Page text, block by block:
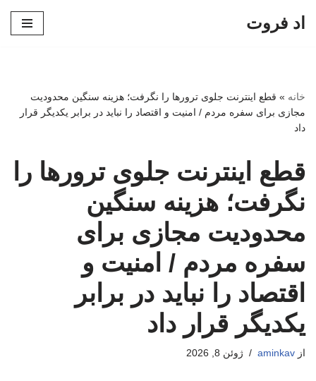
اد فروت
خانه » قطع اینترنت جلوی ترورها را نگرفت؛ هزینه سنگین محدودیت
مجازی برای سفره مردم / امنیت و اقتصاد را نباید در برابر یکدیگر قرار
داد
قطع اینترنت جلوی ترورها را
نگرفت؛ هزینه سنگین
محدودیت مجازی برای
سفره مردم / امنیت و
اقتصاد را نباید در برابر
یکدیگر قرار داد
از aminkav ژوئن 8, 2026